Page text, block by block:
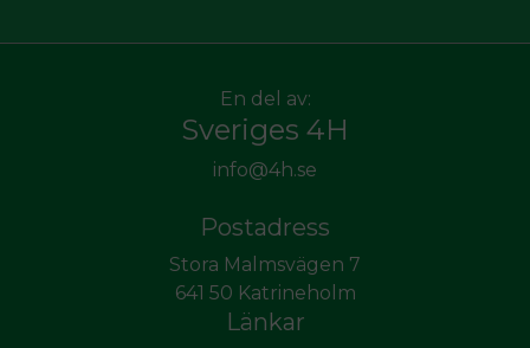
En del av:
Sveriges 4H
info@4h.se
Postadress
Stora Malmsvägen 7
641 50 Katrineholm
Länkar